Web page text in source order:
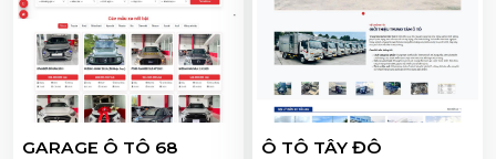
GARAGE Ô TÔ 68 Ô TÔ TÂY ĐÔ